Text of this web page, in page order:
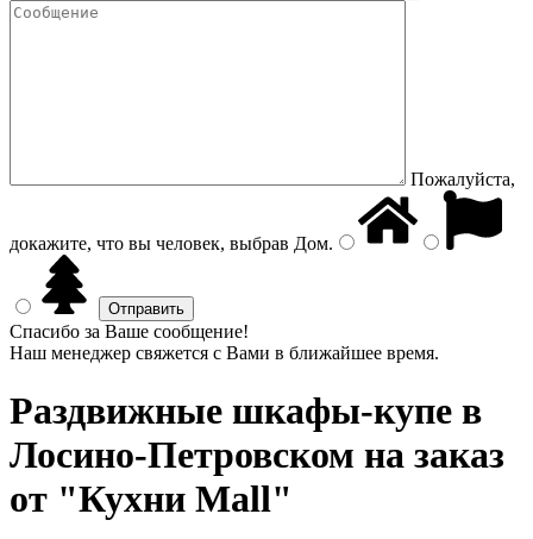
Пожалуйста,
докажите, что вы человек, выбрав Дом.
Спасибо за Ваше сообщение!
Наш менеджер свяжется с Вами в ближайшее время.
Раздвижные шкафы-купе в
Лосино-Петровском на заказ
от "Кухни Mall"